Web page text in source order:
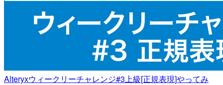
Alteryxウィークリーチャレンジ#3上級[正規表現]やってみ